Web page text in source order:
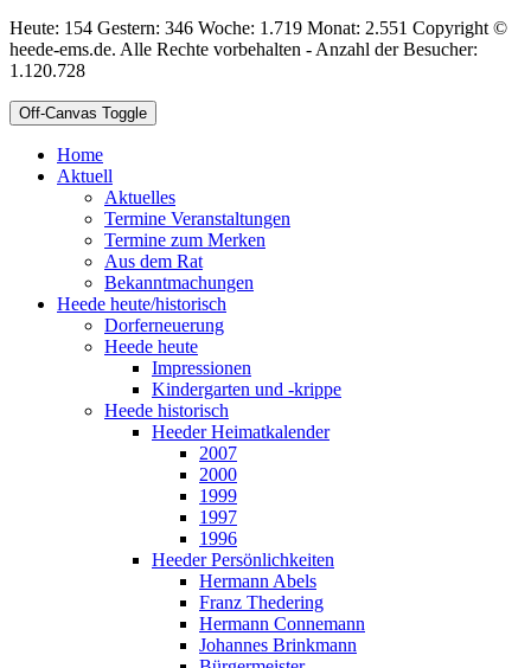
Heute: 154 Gestern: 346 Woche: 1.719 Monat: 2.551 Copyright ©
heede-ems.de. Alle Rechte vorbehalten - Anzahl der Besucher:
1.120.728
Off-Canvas Toggle
Home
Aktuell
Aktuelles
Termine Veranstaltungen
Termine zum Merken
Aus dem Rat
Bekanntmachungen
Heede heute/historisch
Dorferneuerung
Heede heute
Impressionen
Kindergarten und -krippe
Heede historisch
Heeder Heimatkalender
2007
2000
1999
1997
1996
Heeder Persönlichkeiten
Hermann Abels
Franz Thedering
Hermann Connemann
Johannes Brinkmann